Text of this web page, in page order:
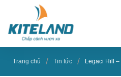
Trang chủ / Tin tức /